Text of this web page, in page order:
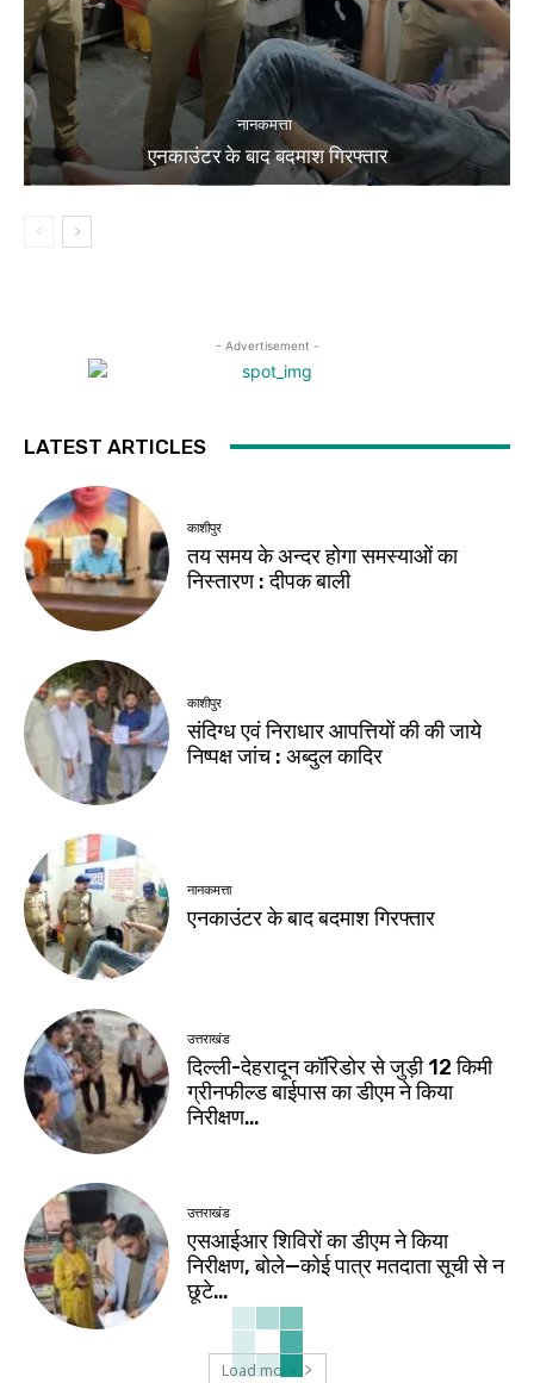
नानकमत्ता
एनकाउंटर के बाद बदमाश गिरफ्तार
- Advertisement -
LATEST ARTICLES
काशीपुर
तय समय के अन्दर होगा समस्याओं का
निस्तारण : दीपक बाली
काशीपुर
संदिग्ध एवं निराधार आपत्तियों की की जाये
निष्पक्ष जांच : अब्दुल कादिर
नानकमत्ता
एनकाउंटर के बाद बदमाश गिरफ्तार
उत्तराखंड
दिल्ली-देहरादून कॉरिडोर से जुड़ी 12 किमी
ग्रीनफील्ड बाईपास का डीएम ने किया
निरीक्षण…
उत्तराखंड
एसआईआर शिविरों का डीएम ने किया
निरीक्षण, बोले—कोई पात्र मतदाता सूची से न
छूटे…
Load more